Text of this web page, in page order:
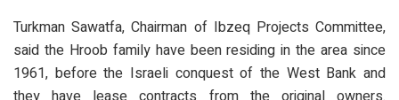
Turkman Sawatfa, Chairman of Ibzeq Projects Committee,
said the Hroob family have been residing in the area since
1961, before the Israeli conquest of the West Bank and